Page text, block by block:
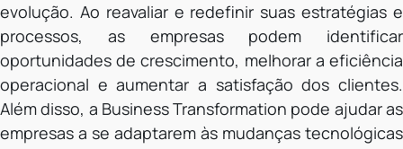
evolução. Ao reavaliar e redefinir suas estratégias e
processos, as empresas podem identificar
oportunidades de crescimento, melhorar a eficiência
operacional e aumentar a satisfação dos clientes.
Além disso, a Business Transformation pode ajudar as
empresas a se adaptarem às mudanças tecnológicas